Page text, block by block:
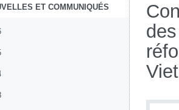
ET COMMUNIQUÉS